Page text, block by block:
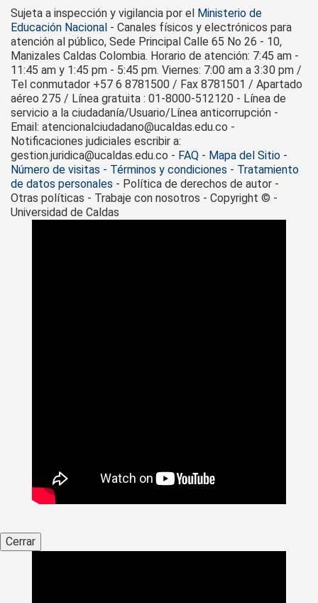
Sujeta a inspección y vigilancia por el Ministerio de
Educación Nacional - Canales físicos y electrónicos para
atención al público, Sede Principal Calle 65 No 26 - 10,
Manizales Caldas Colombia. Horario de atención: 7:45 am -
11:45 am y 1:45 pm - 5:45 pm. Viernes: 7:00 am a 3:30 pm /
Tel conmutador +57 6 8781500 / Fax 8781501 / Apartado
aéreo 275 / Línea gratuita : 01-8000-512120 - Línea de
servicio a la ciudadanía/Usuario/Línea anticorrupción -
Email: atencionalciudadano@ucaldas.edu.co -
Notificaciones judiciales escribir a:
gestion.juridica@ucaldas.edu.co - FAQ - Mapa del Sitio -
Número de visitas - Términos y condiciones - Tratamiento
de datos personales - Política de derechos de autor -
Otras políticas - Trabaje con nosotros - Copyright © -
Universidad de Caldas
Cerrar